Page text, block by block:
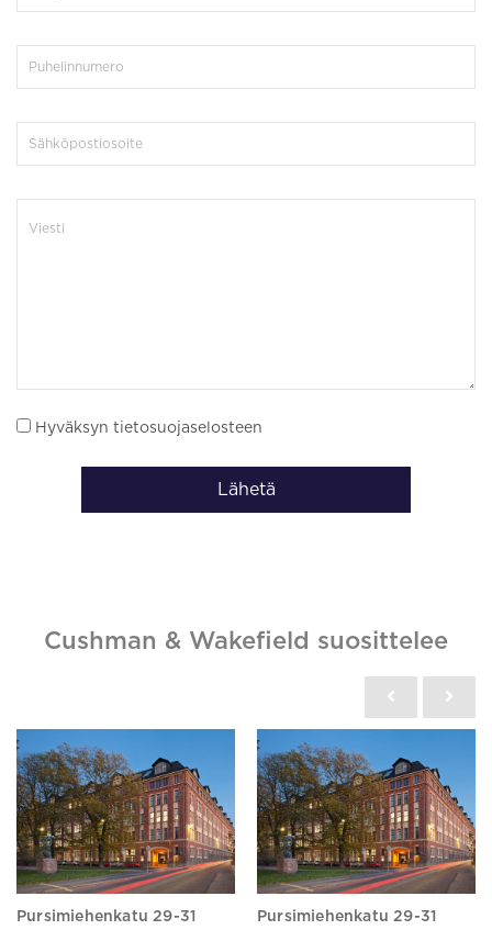
Hyväksyn tietosuojaselosteen
Lähetä
Cushman & Wakefield suosittelee
Pursimiehenkatu 29-31 Pursimiehenkatu 29-31